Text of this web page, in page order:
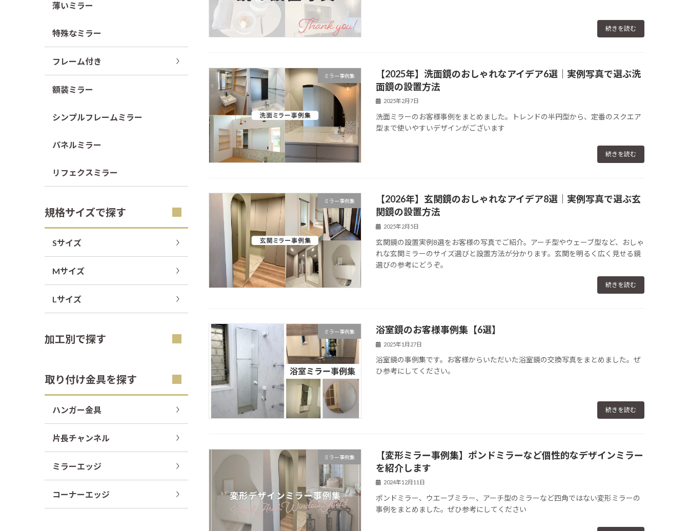
続きを読む
ミラー事例集
【2025年】洗面鏡のおしゃれなアイデア6選｜実例写真で選ぶ洗
面鏡の設置方法
2025年2月7日
洗面ミラーのお客様事例をまとめました。トレンドの半円型から、定番のスクエア
型まで使いやすいデザインがございます
続きを読む
ミラー事例集
【2026年】玄関鏡のおしゃれなアイデア8選｜実例写真で選ぶ玄
関鏡の設置方法
2025年2月5日
玄関鏡の設置実例8選をお客様の写真でご紹介。アーチ型やウェーブ型など、おしゃ
れな玄関ミラーのサイズ選びと設置方法が分かります。玄関を明るく広く見せる鏡
選びの参考にどうぞ。
続きを読む
ミラー事例集 浴室鏡のお客様事例集【6選】
2025年1月27日
浴室鏡の事例集です。お客様からいただいた浴室鏡の交換写真をまとめました。ぜ
ひ参考にしてください。
続きを読む
ミラー事例集
【変形ミラー事例集】ポンドミラーなど個性的なデザインミラー
を紹介します
2024年12月11日
ポンドミラー、ウエーブミラー、アーチ型のミラーなど四角ではない変形ミラーの
事例をまとめました。ぜひ参考にしてください
薄いミラー
特殊なミラー
フレーム付き
額装ミラー
シンプルフレームミラー
パネルミラー
リフェクスミラー
規格サイズで探す
Sサイズ
Mサイズ
Lサイズ
加工別で探す
取り付け金具を探す
ハンガー金具
片長チャンネル
ミラーエッジ
コーナーエッジ